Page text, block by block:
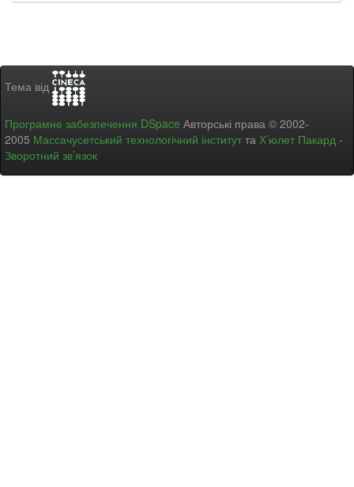
Тема від
Програмне забезпечення DSpace Авторські права © 2002-
2005 Массачусетський технологічний інститут та Х’юлет Пакард -
Зворотний зв’язок